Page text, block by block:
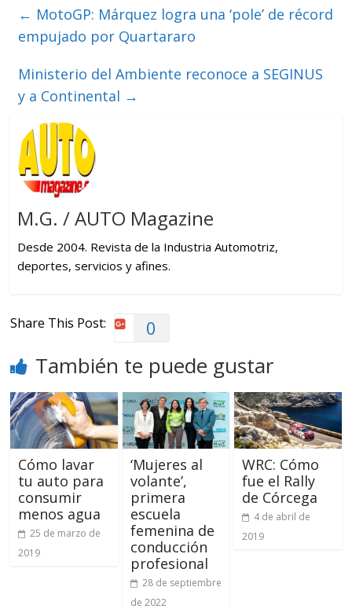
← MotoGP: Márquez logra una ‘pole’ de récord
empujado por Quartararo
Ministerio del Ambiente reconoce a SEGINUS
y a Continental →
M.G. / AUTO Magazine
Desde 2004. Revista de la Industria Automotriz,
deportes, servicios y afines.
Share This Post: 0
También te puede gustar
Cómo lavar
tu auto para
consumir
menos agua
25 de marzo de
2019
‘Mujeres al
volante’,
primera
escuela
femenina de
conducción
profesional
28 de septiembre
de 2022
WRC: Cómo
fue el Rally
de Córcega
4 de abril de
2019